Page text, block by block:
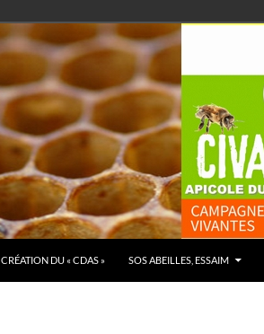
CRÉATION DU « CDAS » SOS ABEILLES, ESSAIM